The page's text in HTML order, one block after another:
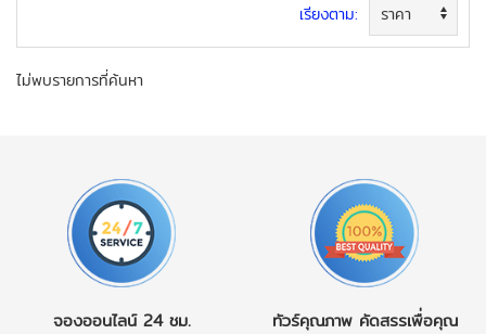
เรียงตาม:
ไม่พบรายการที่ค้นหา
จองออนไลน์ 24 ชม. ทัวร์คุณภาพ คัดสรรเพื่อคุณ